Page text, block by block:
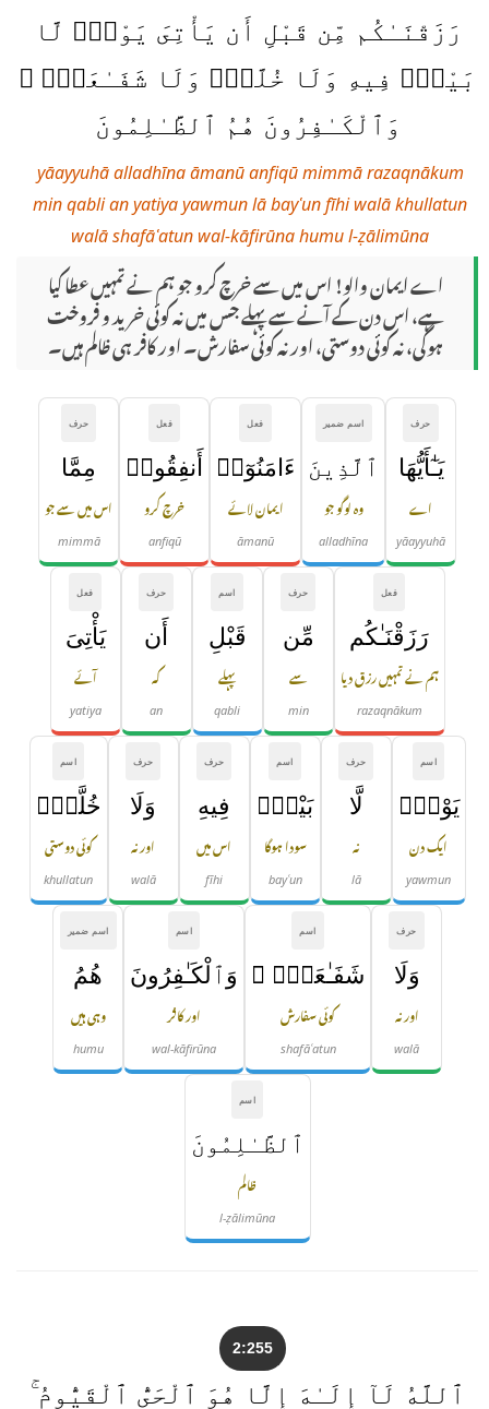
رَزَقْنَـٰكُم مِّن قَبْلِ أَن يَأْتِىَ يَوْمٌۭ لَّا
بَيْعٌۭ فِيهِ وَلَا خُلَّةٌۭ وَلَا شَفَـٰعَةٌۭ ۗ
وَٱلْكَـٰفِرُونَ هُمُ ٱلظَّـٰلِمُونَ
yāayyuhā alladhīna āmanū anfiqū mimmā razaqnākum
min qabli an yatiya yawmun lā bayʿun fīhi walā khullatun
walā shafāʿatun wal-kāfirūna humu l-ẓālimūna
اے ایمان والو! اس میں سے خرچ کرو جو ہم نے تمہیں عطا کیا
ہے، اس دن کے آنے سے پہلے جس میں نہ کوئی خرید و فروخت
ہوگی، نہ کوئی دوستی، اور نہ کوئی سفارش۔ اور کافر ہی ظالم ہیں۔
حرف
يَـٰٓأَيُّهَا
اے
yāayyuhā
اسم ضمیر
ٱلَّذِينَ
وہ لوگو جو
alladhīna
فعل
ءَامَنُوٓا۟
ایمان لائے
āmanū
فعل
أَنفِقُوا۟
خرچ کرو
anfiqū
حرف
مِمَّا
اس میں سے جو
mimmā
فعل
رَزَقْنَـٰكُم
ہم نے تمہیں رزق دیا
razaqnākum
حرف
مِّن
سے
min
اسم
قَبْلِ
پہلے
qabli
حرف
أَن
کہ
an
فعل
يَأْتِىَ
آئے
yatiya
اسم
يَوْمٌۭ
ایک دن
yawmun
حرف
لَّا
نہ
lā
اسم
بَيْعٌۭ
سودا ہوگا
bayʿun
حرف
فِيهِ
اس میں
fīhi
حرف
وَلَا
اور نہ
walā
اسم
خُلَّةٌۭ
کوئی دوستی
khullatun
حرف
وَلَا
اور نہ
walā
اسم
شَفَـٰعَةٌۭ ۗ
کوئی سفارش
shafāʿatun
اسم
وَٱلْكَـٰفِرُونَ
اور کافر
wal-kāfirūna
اسم ضمیر
هُمُ
وہی ہیں
humu
اسم
ٱلظَّـٰلِمُونَ
ظالم
l-ẓālimūna
2:255
ٱللَّهُ لَآ إِلَـٰهَ إِلَّا هُوَ ٱلْحَىُّ ٱلْقَيُّومُ ۚ